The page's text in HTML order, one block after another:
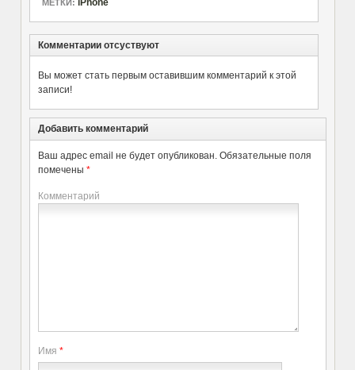
МЕТКИ: iPhone
Комментарии отсуствуют
Вы может стать первым оставившим комментарий к этой
записи!
Добавить комментарий
Ваш адрес email не будет опубликован. Обязательные поля
помечены *
Комментарий
Имя *